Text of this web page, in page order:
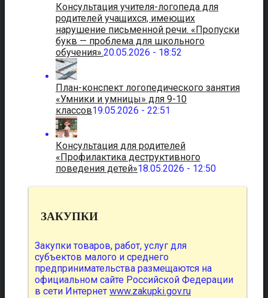
Консультация учителя-логопеда для
родителей учащихся, имеющих
нарушение письменной речи. «Пропуски
букв — проблема для школьного
обучения».20.05.2026 - 18:52
План-конспект логопедического занятия
«Умники и умницы» для 9-10
классов19.05.2026 - 22:51
Консультация для родителей
«Профилактика деструктивного
поведения детей»18.05.2026 - 12:50
ЗАКУПКИ
Закупки товаров, работ, услуг для
субъектов малого и среднего
предпринимательства размещаются на
официальном сайте Российской Федерации
в сети Интернет www.zakupki.gov.ru